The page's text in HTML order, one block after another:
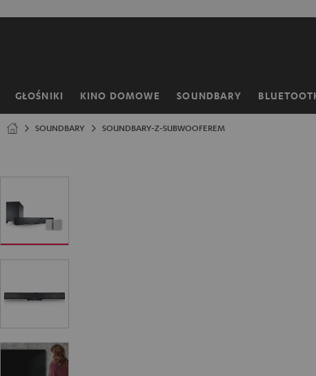
GŁOŚNIKI KINO DOMOWE SOUNDBARY
Strona
SOUNDBARY SOUNDBARY-Z-SUBWOOFEREM